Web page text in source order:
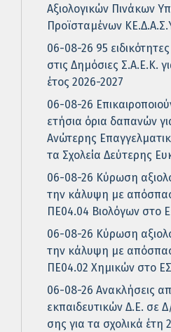
Αξιολογικών Πινάκων
Προϊσταμένων
06-08-26 95
στις Δημόσιες Σ.Α.Ε.Κ.
έτος 2026-2027
06-08-26
ετήσια όρια δαπανών
Ανώτερης
τα Σχολεία Δεύτερης
06-08-26 Κύρωση
την κάλυψη με
ΠΕ04.04 Βιολόγων στο ΕΣ
06-08-26 Κύρωση
την κάλυψη με
ΠΕ04.02 Χημικών στο ΕΣ
06-08-26 Ανακλήσεις
εκπαιδευτικών Δ.Ε. σε
σης για τα σχολικά έτη